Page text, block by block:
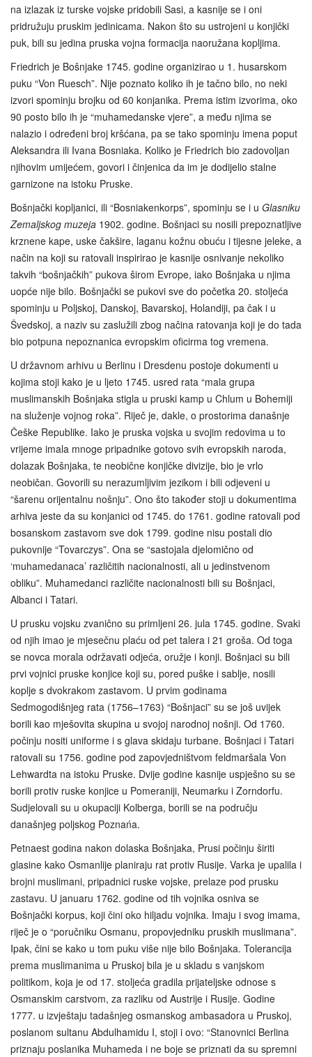
na izlazak iz turske vojske pridobili Sasi, a kasnije se i oni
pridružuju pruskim jedinicama. Nakon što su ustrojeni u konjički
puk, bili su jedina pruska vojna formacija naoružana kopljima.
Friedrich je Bošnjake 1745. godine organizirao u 1. husarskom
puku “Von Ruesch”. Nije poznato koliko ih je tačno bilo, no neki
izvori spominju brojku od 60 konjanika. Prema istim izvorima, oko
90 posto bilo ih je “muhamedanske vjere”, a među njima se
nalazio i određeni broj kršćana, pa se tako spominju imena poput
Aleksandra ili Ivana Bosniaka. Koliko je Friedrich bio zadovoljan
njihovim umijećem, govori i činjenica da im je dodijelio stalne
garnizone na istoku Pruske.
Bošnjački kopljanici, ili “Bosniakenkorps”, spominju se i u Glasniku
Zemaljskog muzeja 1902. godine. Bošnjaci su nosili prepoznatljive
krznene kape, uske čakšire, laganu kožnu obuću i tijesne jeleke, a
način na koji su ratovali inspirirao je kasnije osnivanje nekoliko
takvih “bošnjačkih” pukova širom Evrope, iako Bošnjaka u njima
uopće nije bilo. Bošnjački se pukovi sve do početka 20. stoljeća
spominju u Poljskoj, Danskoj, Bavarskoj, Holandiji, pa čak i u
Švedskoj, a naziv su zaslužili zbog načina ratovanja koji je do tada
bio potpuna nepoznanica evropskim oficirma tog vremena.
U državnom arhivu u Berlinu i Dresdenu postoje dokumenti u
kojima stoji kako je u ljeto 1745. usred rata “mala grupa
muslimanskih Bošnjaka stigla u pruski kamp u Chlum u Bohemiji
na služenje vojnog roka”. Riječ je, dakle, o prostorima današnje
Češke Republike. Iako je pruska vojska u svojim redovima u to
vrijeme imala mnoge pripadnike gotovo svih evropskih naroda,
dolazak Bošnjaka, te neobične konjičke divizije, bio je vrlo
neobičan. Govorili su nerazumljivim jezikom i bili odjeveni u
“šarenu orijentalnu nošnju”. Ono što također stoji u dokumentima
arhiva jeste da su konjanici od 1745. do 1761. godine ratovali pod
bosanskom zastavom sve dok 1799. godine nisu postali dio
pukovnije “Tovarczys”. Ona se “sastojala djelomično od
‘muhamedanaca’ različitih nacionalnosti, ali u jedinstvenom
obliku”. Muhamedanci različite nacionalnosti bili su Bošnjaci,
Albanci i Tatari.
U prusku vojsku zvanično su primljeni 26. jula 1745. godine. Svaki
od njih imao je mjesečnu plaću od pet talera i 21 groša. Od toga
se novca morala održavati odjeća, oružje i konji. Bošnjaci su bili
prvi vojnici pruske konjice koji su, pored puške i sablje, nosili
koplje s dvokrakom zastavom. U prvim godinama
Sedmogodišnjeg rata (1756–1763) “Bošnjaci” su se još uvijek
borili kao mješovita skupina u svojoj narodnoj nošnji. Od 1760.
počinju nositi uniforme i s glava skidaju turbane. Bošnjaci i Tatari
ratovali su 1756. godine pod zapovjedništvom feldmaršala Von
Lehwardta na istoku Pruske. Dvije godine kasnije uspješno su se
borili protiv ruske konjice u Pomeraniji, Neumarku i Zorndorfu.
Sudjelovali su u okupaciji Kolberga, borili se na području
današnjeg poljskog Poznańa.
Petnaest godina nakon dolaska Bošnjaka, Prusi počinju širiti
glasine kako Osmanlije planiraju rat protiv Rusije. Varka je upalila i
brojni muslimani, pripadnici ruske vojske, prelaze pod prusku
zastavu. U januaru 1762. godine od tih vojnika osniva se
Bošnjački korpus, koji čini oko hiljadu vojnika. Imaju i svog imama,
riječ je o “poručniku Osmanu, propovjedniku pruskih muslimana”.
Ipak, čini se kako u tom puku više nije bilo Bošnjaka. Tolerancija
prema muslimanima u Pruskoj bila je u skladu s vanjskom
politikom, koja je od 17. stoljeća gradila prijateljske odnose s
Osmanskim carstvom, za razliku od Austrije i Rusije. Godine
1777. u izvještaju tadašnjeg osmanskog ambasadora u Pruskoj,
poslanom sultanu Abdulhamidu I, stoji i ovo: “Stanovnici Berlina
priznaju poslanika Muhameda i ne boje se priznati da su spremni